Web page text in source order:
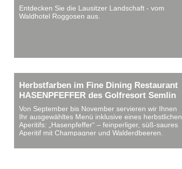
Entdecken Sie die Lausitzer Landschaft - vom
Waldhotel Roggosen aus.
Herbstfarben im Fine Dining Restaurant
HASENPFEFFER des Golfresort Semlin
Von September bis November servieren wir Ihnen
Ihr ausgewähltes Menü inklusive eines herbstlichen
Aperitifs: „Hasenpfeffer“ – feinperliger, süß-saures
Aperitif mit Champagner und Walderdbeeren.